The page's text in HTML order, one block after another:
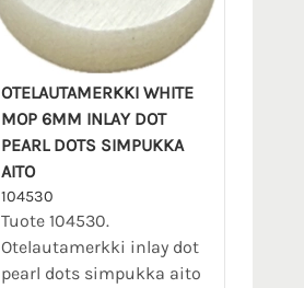
OTELAUTAMERKKI WHITE
MOP 6MM INLAY DOT
PEARL DOTS SIMPUKKA
AITO
104530
Tuote 104530.
Otelautamerkki inlay dot
pearl dots simpukka aito